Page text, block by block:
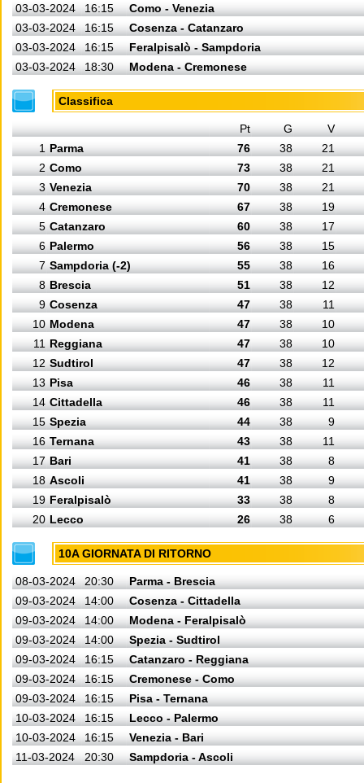
03-03-2024 16:15
Como - Venezia
03-03-2024
16:15
Cosenza - Catanzaro
03-03-2024
16:15
Feralpisalò - Sampdoria
03-03-2024
18:30 Modena - Cremonese
Classifica
Pt G
V
1 Parma 76 38
21
2 Como 73 38
21
3 Venezia 70 38
21
4 Cremonese 67 38
19
5 Catanzaro 60 38
17
6 Palermo 56 38
15
7 Sampdoria (-2) 55 38
16
8 Brescia 51 38
12
9 Cosenza 47 38
11
10 Modena 47 38
10
11 Reggiana 47 38
10
12 Sudtirol 47 38
12
13 Pisa 46 38
11
14 Cittadella 46 38
11
15 Spezia 44 38
9
16 Ternana 43 38
11
17 Bari 41 38
8
18 Ascoli 41 38
9
19 Feralpisalò 33 38
8
20 Lecco 26 38 6
10A GIORNATA DI RITORNO
08-03-2024 20:30
Parma - Brescia
09-03-2024
14:00
Cosenza - Cittadella
09-03-2024
14:00
Modena - Feralpisalò
09-03-2024
14:00
Spezia - Sudtirol
09-03-2024
16:15
Catanzaro - Reggiana
09-03-2024
16:15
Cremonese - Como
09-03-2024
16:15
Pisa - Ternana
10-03-2024
16:15
Lecco - Palermo
10-03-2024
16:15
Venezia - Bari
11-03-2024
20:30 Sampdoria - Ascoli